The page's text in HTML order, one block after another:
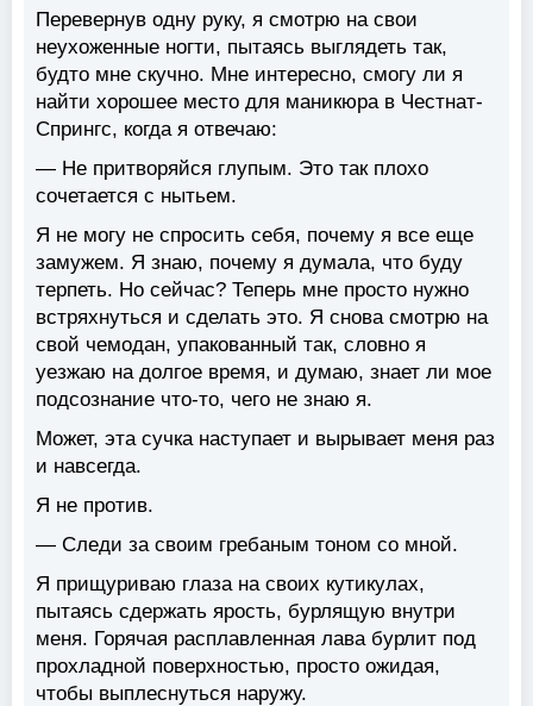
Перевернув одну руку, я смотрю на свои
неухоженные ногти, пытаясь выглядеть так,
будто мне скучно. Мне интересно, смогу ли я
найти хорошее место для маникюра в Честнат-
Спрингс, когда я отвечаю:
— Не притворяйся глупым. Это так плохо
сочетается с нытьем.
Я не могу не спросить себя, почему я все еще
замужем. Я знаю, почему я думала, что буду
терпеть. Но сейчас? Теперь мне просто нужно
встряхнуться и сделать это. Я снова смотрю на
свой чемодан, упакованный так, словно я
уезжаю на долгое время, и думаю, знает ли мое
подсознание что-то, чего не знаю я.
Может, эта сучка наступает и вырывает меня раз
и навсегда.
Я не против.
— Следи за своим гребаным тоном со мной.
Я прищуриваю глаза на своих кутикулах,
пытаясь сдержать ярость, бурлящую внутри
меня. Горячая расплавленная лава бурлит под
прохладной поверхностью, просто ожидая,
чтобы выплеснуться наружу.